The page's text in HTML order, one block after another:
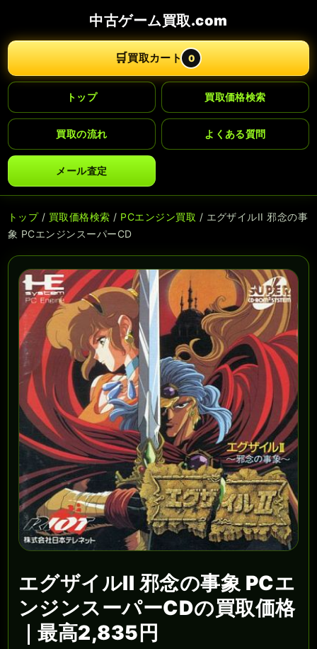
中古ゲーム買取.com
🛒買取カート 0
トップ 買取価格検索
買取の流れ よくある質問
メール査定
トップ/ 買取価格検索 / PCエンジン買取 / エグザイルII 邪念の事
象 PCエンジンスーパーCD
エグザイルII 邪念の事象 PCエ
ンジンスーパーCDの買取価格
｜最高2,835円